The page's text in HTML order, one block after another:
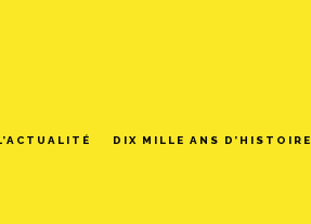
DIX MILLE ANS D’HISTOIRE